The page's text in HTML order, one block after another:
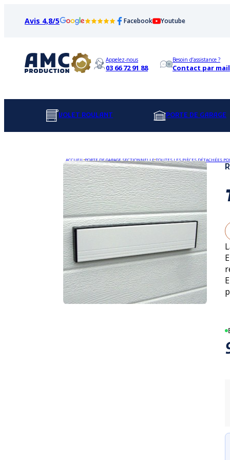
Avis 4,8/5 Facebook Youtube
Appelez-nous
03 66 72 91 88
Besoin d’assistance ?
Contact par mail
VOLET ROULANT PORTE DE GARAGE
ACCUEIL PORTE DE GARAGE SECTIONNELLETOUTES LES PIÈCES DÉTACHÉES